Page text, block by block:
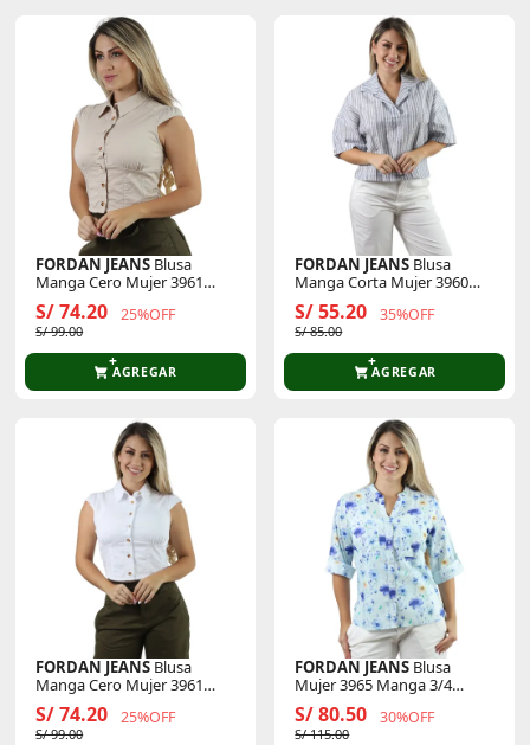
FORDAN JEANS Blusa
Manga Cero Mujer 3961
C/Volante En Hombro
S/ 74.20 25%OFF
S/ 99.00
AGREGAR
FORDAN JEANS Blusa
Manga Corta Mujer 3960
Cuello Camisero
S/ 55.20 35%OFF
S/ 85.00
AGREGAR
FORDAN JEANS Blusa
Manga Cero Mujer 3961
C/Volante En Hombro
S/ 74.20 25%OFF
S/ 99.00
FORDAN JEANS Blusa
Mujer 3965 Manga 3/4
Cuello Neru
S/ 80.50 30%OFF
S/ 115.00